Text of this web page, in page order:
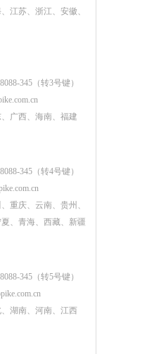
江苏、浙江、安徽、
345（转3号键）
广西、海南、福建
345（转4号键）
重庆、云南、贵州、
、青海、西藏、新疆
345（转5号键）
湖南、河南、江西